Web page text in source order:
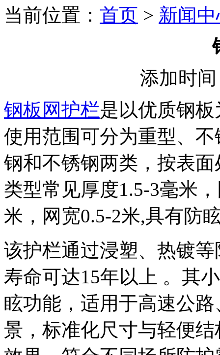
当前位置： 首页 > 新闻
添加时
钢板网护栏是以优质钢
使用范围可分为重型、
钢和不锈钢两类，按表
类型常见厚度1.5-3毫米
米，网宽0.5-2米,具有防
该护栏通过浸塑、热镀
寿命可达15年以上 。其
眩功能，适用于高速公
景，标准化尺寸与轻便